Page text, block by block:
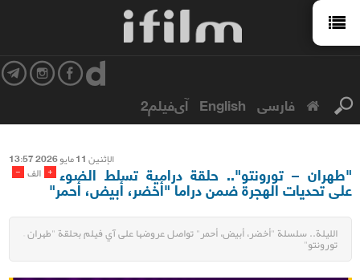
فارسی English آی‌فیلم2
الإثنین 11 مایو 2026 13:57
- الف + "طهران – تورونتو".. حلقة درامية تسلط الضوء
على تحديات الهجرة ضمن دراما "أخضر، أبيض، أحمر"
الليلة.. سلسلة "أخضر، أبيض، أحمر" تواصل عروضها على آي فيلم بحلقة "طهران –
تورونتو"